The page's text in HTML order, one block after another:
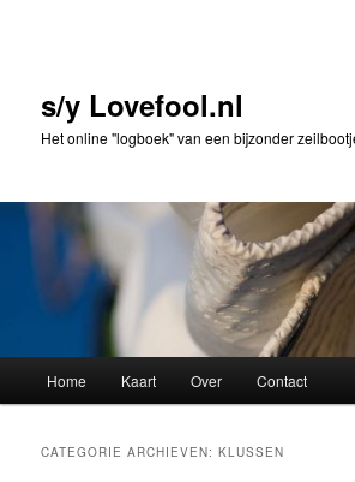
inhoud
inhouds/y Lovefool.nl
Het online "logboek" van een bijzonder
Home Kaart Over Contact
CATEGORIE ARCHIEVEN:KLUSSEN